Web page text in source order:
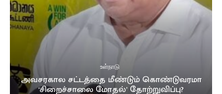
உள்நாடு
அவசரகால சட்டத்தை மீண்டும் கொண்டுவரமா
‘சிறைச்சாலை மோதல்’ தோற்றுவிப்பு?